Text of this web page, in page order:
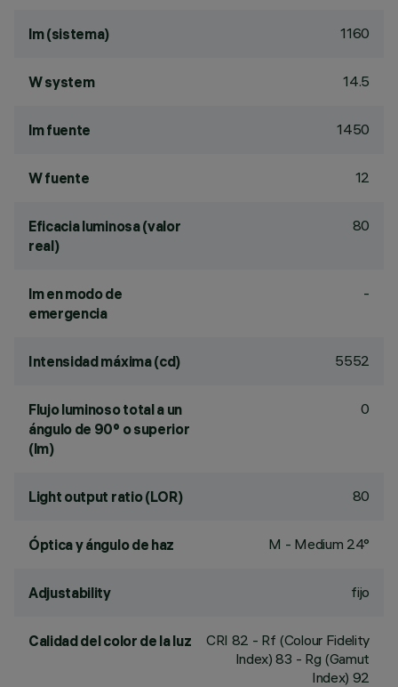
lm (sistema) 1160
W system 14.5
lm fuente 1450
W fuente 12
Eficacia luminosa (valor
real)
80
lm en modo de
emergencia
-
Intensidad máxima (cd) 5552
Flujo luminoso total a un
ángulo de 90° o superior
(lm)
0
Light output ratio (LOR) 80
Óptica y ángulo de haz M - Medium 24°
Adjustability fijo
Calidad del color de la luz CRI 82 - Rf (Colour Fidelity
Index) 83 - Rg (Gamut
Index) 92